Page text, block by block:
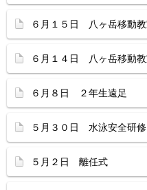
６月１５日 八ヶ岳移動教
６月１４日 八ヶ岳移動教
６月８日 ２年生遠足
５月３０日 水泳安全研修
５月２日 離任式